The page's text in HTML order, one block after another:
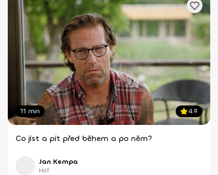
11 min 4.9
Co jíst a pít před během a po něm?
Jan Kempa
HIIT